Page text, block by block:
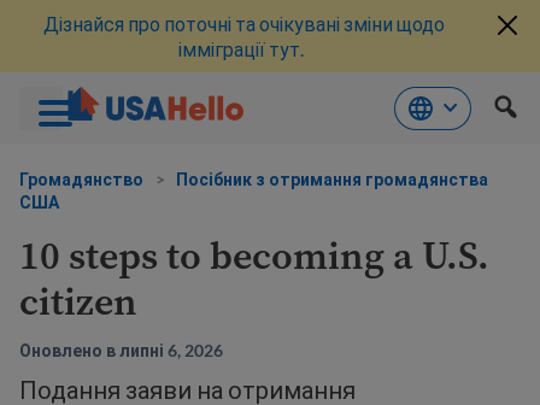
до
змісту
Дізнайся про поточні та очікувані зміни щодо
імміграції тут.
Громадянство >
Посібник з отримання громадянства
США
10 steps to becoming a U.S.
citizen
Оновлено в липні 6, 2026
Подання заяви на отримання